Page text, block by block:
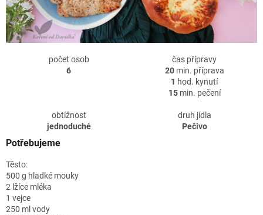
počet osob
6
čas přípravy
20min. příprava
1 hod. kynutí
15min. pečení
obtížnost
jednoduché
druh jídla
Pečivo
Potřebujeme
Těsto:
500 g hladké mouky
2 lžíce mléka
1 vejce
250 ml vody